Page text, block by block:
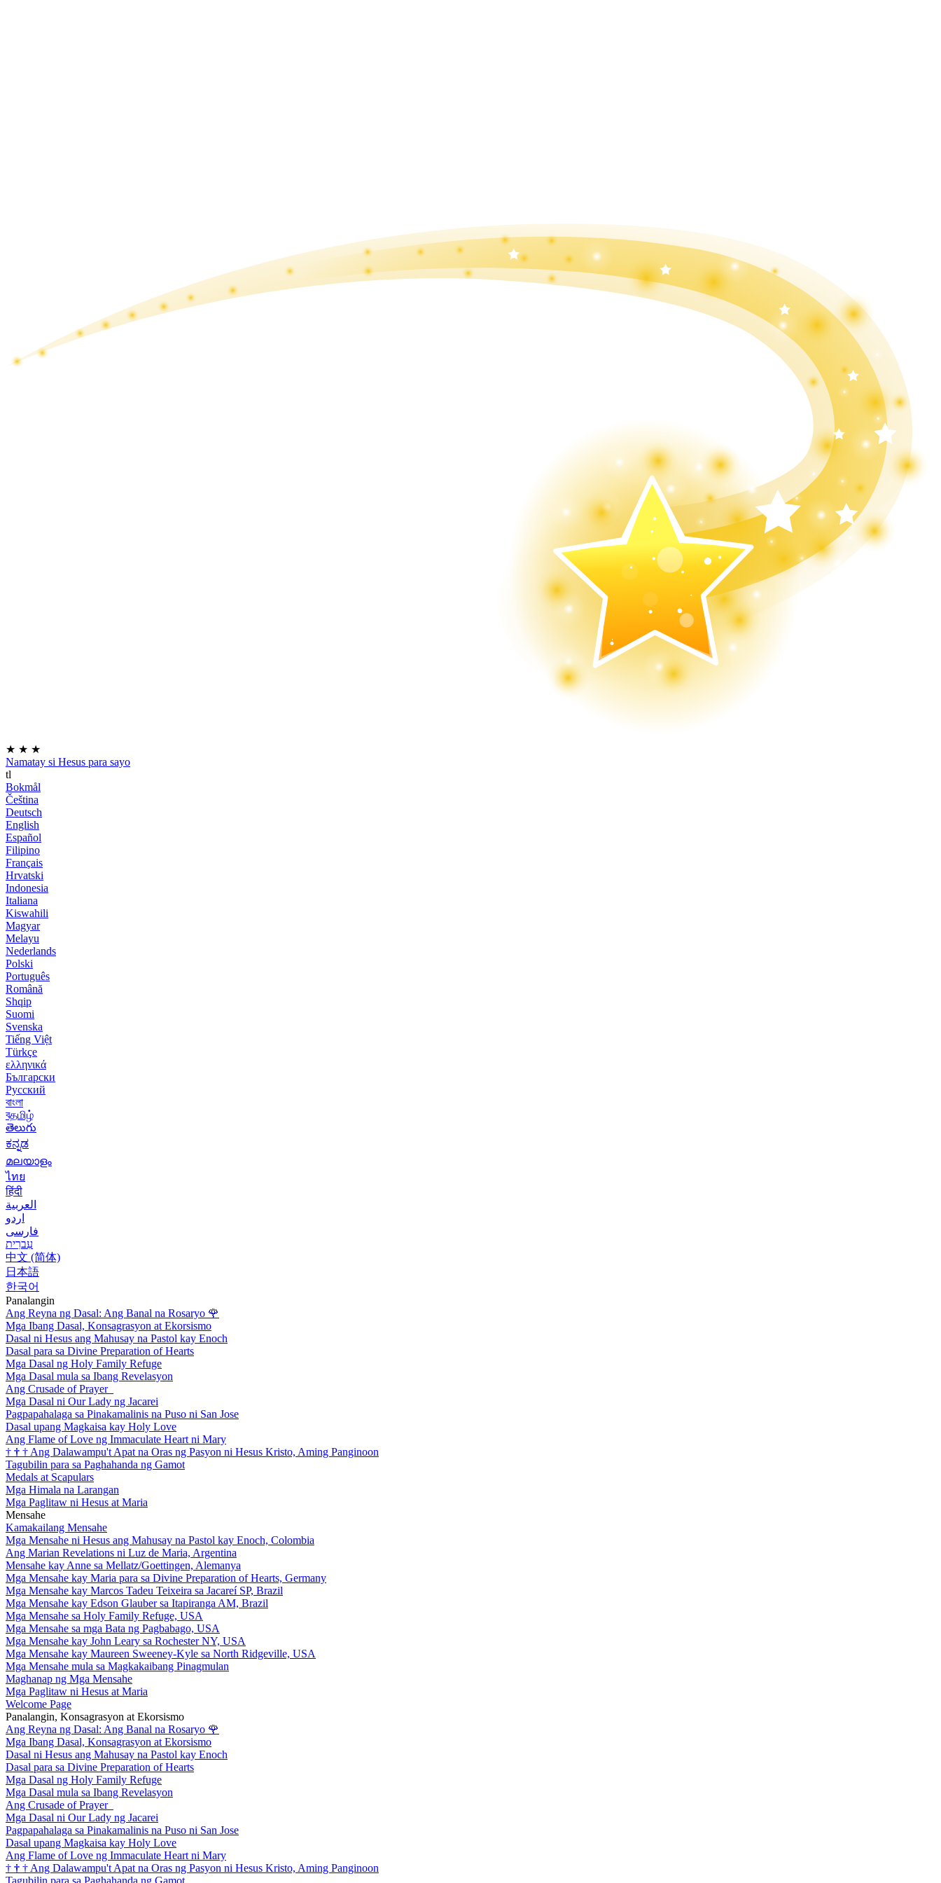
★ ★ ★
Namatay si Hesus para sayo
tl
Bokmål
Čeština
Deutsch
English
Español
Filipino
Français
Hrvatski
Indonesia
Italiana
Kiswahili
Magyar
Melayu
Nederlands
Polski
Português
Română
Shqip
Suomi
Svenska
Tiếng Việt
Türkçe
ελληνικά
Български
Русский
বাংলা
বதமிழ்
తెలుగు
ಕನ್ನಡ
മലയാളം
ไทย
हिंदी
العربية
اردو
فارسی
עִברִית
中文 (简体)
日本語
한국어
Panalangin
Ang Reyna ng Dasal: Ang Banal na Rosaryo 🌹
Mga Ibang Dasal, Konsagrasyon at Ekorsismo
Dasal ni Hesus ang Mahusay na Pastol kay Enoch
Dasal para sa Divine Preparation of Hearts
Mga Dasal ng Holy Family Refuge
Mga Dasal mula sa Ibang Revelasyon
Ang Crusade of Prayer
Mga Dasal ni Our Lady ng Jacarei
Pagpapahalaga sa Pinakamalinis na Puso ni San Jose
Dasal upang Magkaisa kay Holy Love
Ang Flame of Love ng Immaculate Heart ni Mary
† † † Ang Dalawampu't Apat na Oras ng Pasyon ni Hesus Kristo, Aming Panginoon
Tagubilin para sa Paghahanda ng Gamot
Medals at Scapulars
Mga Himala na Larangan
Mga Paglitaw ni Hesus at Maria
Mensahe
Kamakailang Mensahe
Mga Mensahe ni Hesus ang Mahusay na Pastol kay Enoch, Colombia
Ang Marian Revelations ni Luz de Maria, Argentina
Mensahe kay Anne sa Mellatz/Goettingen, Alemanya
Mga Mensahe kay Maria para sa Divine Preparation of Hearts, Germany
Mga Mensahe kay Marcos Tadeu Teixeira sa Jacareí SP, Brazil
Mga Mensahe kay Edson Glauber sa Itapiranga AM, Brazil
Mga Mensahe sa Holy Family Refuge, USA
Mga Mensahe sa mga Bata ng Pagbabago, USA
Mga Mensahe kay John Leary sa Rochester NY, USA
Mga Mensahe kay Maureen Sweeney-Kyle sa North Ridgeville, USA
Mga Mensahe mula sa Magkakaibang Pinagmulan
Maghanap ng Mga Mensahe
Mga Paglitaw ni Hesus at Maria
Welcome Page
Panalangin, Konsagrasyon at Ekorsismo
Ang Reyna ng Dasal: Ang Banal na Rosaryo 🌹
Mga Ibang Dasal, Konsagrasyon at Ekorsismo
Dasal ni Hesus ang Mahusay na Pastol kay Enoch
Dasal para sa Divine Preparation of Hearts
Mga Dasal ng Holy Family Refuge
Mga Dasal mula sa Ibang Revelasyon
Ang Crusade of Prayer
Mga Dasal ni Our Lady ng Jacarei
Pagpapahalaga sa Pinakamalinis na Puso ni San Jose
Dasal upang Magkaisa kay Holy Love
Ang Flame of Love ng Immaculate Heart ni Mary
† † † Ang Dalawampu't Apat na Oras ng Pasyon ni Hesus Kristo, Aming Panginoon
Tagubilin para sa Paghahanda ng Gamot